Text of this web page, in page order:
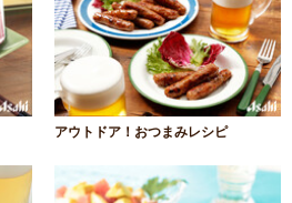
アウトドア！おつまみレシピ